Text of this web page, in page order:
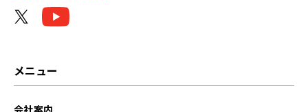
メニュー
会社案内